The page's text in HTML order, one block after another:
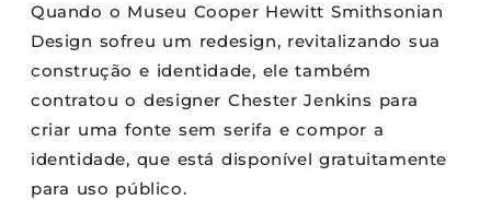
Quando o Museu Cooper Hewitt Smithsonian
Design sofreu um redesign, revitalizando sua
construção e identidade, ele também
contratou o designer Chester Jenkins para
criar uma fonte sem serifa e compor a
identidade, que está disponível gratuitamente
para uso público.